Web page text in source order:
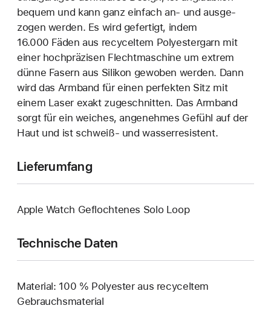
bequem und kann ganz einfach an‑ und ausge­
zogen werden. Es wird gefertigt, indem
16.000 Fäden aus recyceltem Polyester­garn mit
einer hoch­präzisen Flecht­maschine um extrem
dünne Fasern aus Silikon gewoben werden. Dann
wird das Armband für einen perfekten Sitz mit
einem Laser exakt zuge­schnitten. Das Armband
sorgt für ein weiches, angenehmes Gefühl auf der
Haut und ist schweiß- und wasser­resistent.
Lieferumfang
Apple Watch Geflochtenes Solo Loop
Technische Daten
Material: 100 % Polyester aus recyceltem
Gebrauchsmaterial